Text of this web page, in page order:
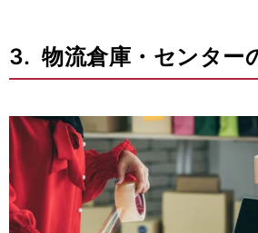
3. 物流倉庫・センター